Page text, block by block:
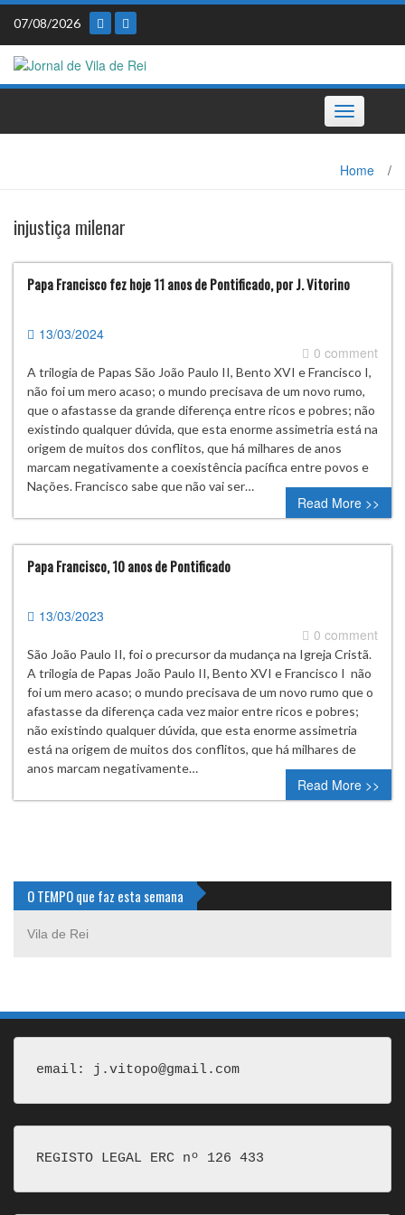
Skip
content
07/08/2026
Toggle
navigation
Home /
injustiça milenar
Papa Francisco fez hoje 11 anos de Pontificado, por J. Vitorino
13/03/2024
0 comment
A trilogia de Papas São João Paulo II, Bento XVI e Francisco I,
não foi um mero acaso; o mundo precisava de um novo rumo,
que o afastasse da grande diferença entre ricos e pobres; não
existindo qualquer dúvida, que esta enorme assimetria está na
origem de muitos dos conflitos, que há milhares de anos
marcam negativamente a coexistência pacífica entre povos e
Nações. Francisco sabe que não vai ser…
Read More >>
Papa Francisco, 10 anos de Pontificado
13/03/2023
0 comment
São João Paulo II, foi o precursor da mudança na Igreja Cristã.
A trilogia de Papas João Paulo II, Bento XVI e Francisco I não
foi um mero acaso; o mundo precisava de um novo rumo que o
afastasse da diferença cada vez maior entre ricos e pobres;
não existindo qualquer dúvida, que esta enorme assimetria
está na origem de muitos dos conflitos, que há milhares de
anos marcam negativamente…
Read More >>
O TEMPO que faz esta semana
Vila de Rei
email: j.vitopo@gmail.com
REGISTO LEGAL ERC nº 126 433